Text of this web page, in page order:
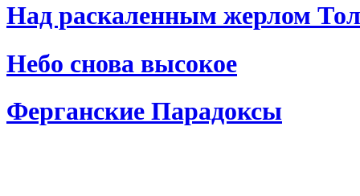
Над раскаленным жерлом
Небо снова высокое
Ферганские Парадоксы